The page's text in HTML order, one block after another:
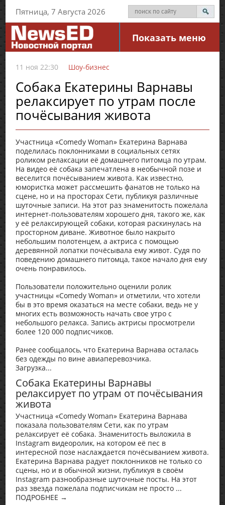
Пятница, 7 Августа 2026
Показать меню
11 ноя 22:30 Шоу-бизнес
Собака Екатерины Варнавы
релаксирует по утрам после
почёсывания живота
Участница «Comedy Woman» Екатерина Варнава
поделилась поклонниками в социальных сетях
роликом релаксации её домашнего питомца по утрам.
На видео её собака запечатлена в необычной позе и
веселится почёсыванием живота. Как известно,
юмористка может рассмешить фанатов не только на
сцене, но и на просторах Сети, публикуя различные
шуточные записи. На этот раз знаменитость пожелала
интернет-пользователям хорошего дня, такого же, как
у её релаксирующей собаки, которая раскинулась на
просторном диване. Животное было накрыто
небольшим полотенцем, а актриса с помощью
деревянной лопатки почёсывала ему живот. Судя по
поведению домашнего питомца, такое начало дня ему
очень понравилось.
Пользователи положительно оценили ролик
участницы «Comedy Woman» и отметили, что хотели
бы в это время оказаться на месте собаки, ведь не у
многих есть возможность начать свое утро с
небольшого релакса. Запись актрисы просмотрели
более 120 000 подписчиков.
Ранее сообщалось, что Екатерина Варнава осталась
без одежды по вине авиаперевозчика.
Загрузка...
Собака Екатерины Варнавы
релаксирует по утрам от почёсывания
живота
Участница «Comedy Woman» Екатерина Варнава
показала пользователям Сети, как по утрам
релаксирует её собака. Знаменитость выложила в
Instagram видеоролик, на котором её пес в
интересной позе наслаждается почёсыванием живота.
Екатерина Варнава радует поклонников не только со
сцены, но и в обычной жизни, публикуя в своём
Instagram разнообразные шуточные посты. На этот
раз звезда пожелала подписчикам не просто ...
ПОДРОБНЕЕ →